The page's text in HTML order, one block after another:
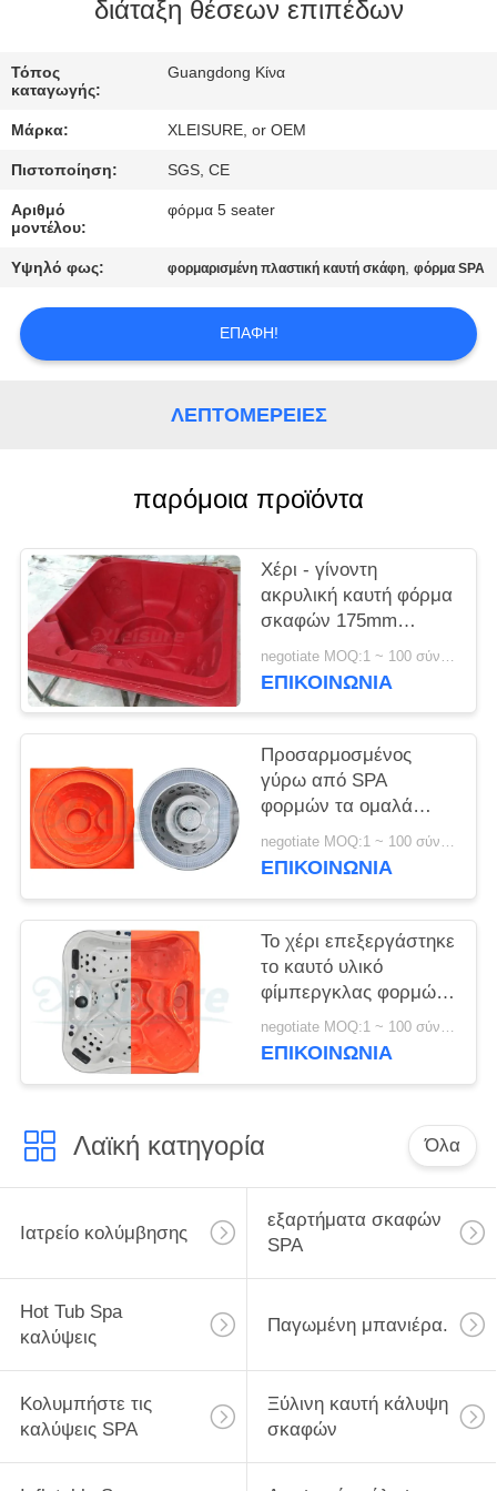
ΈΛΕΓΧΟΣ
ΖΗΤΉΣΤΕ
ΈΝΑ
SITEMAP
διάταξη θέσεων επιπέδων
Τόπος
καταγωγής:
Guangdong Κίνα
Μάρκα: XLEISURE, or OEM
Πιστοποίηση: SGS, CE
Αριθμό
μοντέλου:
φόρμα 5 seater
Υψηλό φως: φορμαρισμένη πλαστική καυτή σκάφη,φόρμα SPA
ΕΠΑΦΉ!
ΛΕΠΤΟΜΈΡΕΙΕΣ
παρόμοια προϊόντα
Χέρι - γίνοντη
ακρυλική καυτή φόρμα
σκαφών 175mm
ακτίνα γωνιών με τα
χωρίς εμπόδιο
negotiate MOQ:1 ~ 100 σύνολο
ΕΠΙΚΟΙΝΩΝΊΑ
Προσαρμοσμένος
γύρω από SPA
φορμών τα ομαλά
κιγκλιδώματα
υπερχείλισης
negotiate MOQ:1 ~ 100 σύνολο
ΕΠΙΚΟΙΝΩΝΊΑ
Το χέρι επεξεργάστηκε
το καυτό υλικό
φίμπεργκλας φορμών
σκαφών με τα
αντιστρέψιμα σαλόνια
negotiate MOQ:1 ~ 100 σύνολο
ΕΠΙΚΟΙΝΩΝΊΑ
Λαϊκή κατηγορία Όλα
Ιατρείο κολύμβησης
εξαρτήματα σκαφών
SPA
Hot Tub Spa
καλύψεις
Παγωμένη μπανιέρα.
Κολυμπήστε τις
καλύψεις SPA
Ξύλινη καυτή κάλυψη
σκαφών